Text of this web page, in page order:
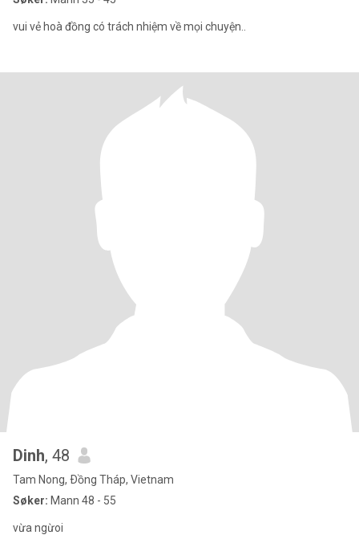
vui vẻ hoà đồng có trách nhiệm về mọi chuyện..
Dinh, 48
Tam Nong, Ðồng Tháp, Vietnam
Søker: Mann 48 - 55
vừa ngừoi